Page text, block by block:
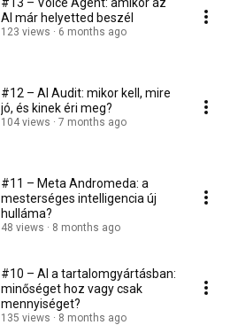
AI már helyetted beszél
123 views 6 months ago
#12 – AI Audit: mikor kell, mire
jó, és kinek éri meg?
104 views 7 months ago
#11 – Meta Andromeda: a
mesterséges intelligencia új
hulláma?
48 views 8 months ago
#10 – AI a tartalomgyártásban:
minőséget hoz vagy csak
mennyiséget?
135 views 8 months ago